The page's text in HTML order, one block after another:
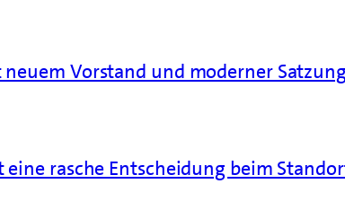
Vorstand und moderner
eine rasche Entscheidung beim